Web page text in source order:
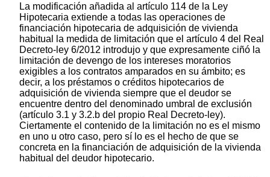
La modificación añadida al artículo 114 de la Ley
Hipotecaria extiende a todas las operaciones de
financiación hipotecaria de adquisición de vivienda
habitual la medida de limitación que el artículo 4 del Real
Decreto-ley 6/2012 introdujo y que expresamente ciñó la
limitación de devengo de los intereses moratorios
exigibles a los contratos amparados en su ámbito; es
decir, a los préstamos o créditos hipotecarios de
adquisición de vivienda siempre que el deudor se
encuentre dentro del denominado umbral de exclusión
(artículo 3.1 y 3.2.b del propio Real Decreto-ley).
Ciertamente el contenido de la limitación no es el mismo
en uno u otro caso, pero sí lo es el hecho de que se
concreta en la financiación de adquisición de la vivienda
habitual del deudor hipotecario.